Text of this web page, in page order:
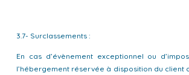
3.7- Surclassements :
En cas d’évènement exceptionnel ou
l’hébergement réservée à disposition du client